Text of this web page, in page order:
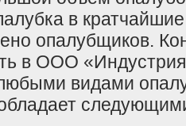
в
опалубщиков.
в ООО
видами